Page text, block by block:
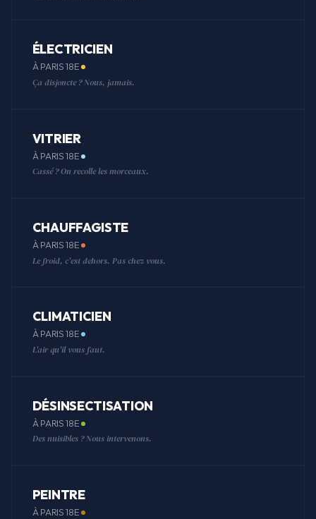
ÉLECTRICIEN
À PARIS 18E
Ça disjoncte ? Nous, jamais.
VITRIER
À PARIS 18E
Cassé ? On recolle les morceaux.
CHAUFFAGISTE
À PARIS 18E
Le froid, c'est dehors. Pas chez vous.
CLIMATICIEN
À PARIS 18E
L'air qu'il vous faut.
DÉSINSECTISATION
À PARIS 18E
Des nuisibles ? Nous intervenons.
PEINTRE
À PARIS 18E